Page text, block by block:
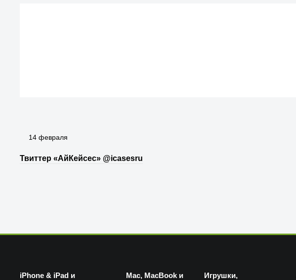
14 февраля
Твиттер «АйКейсес» ‏@icasesru
iPhone & iPad и
Mac, MacBook и
Игрушки,